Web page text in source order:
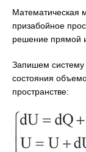
Математическая
призабойное
решение прямой
Запишем систему
состояния
пространстве: